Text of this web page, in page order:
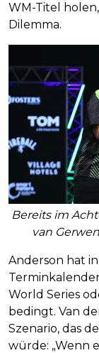
WM-Titel
Dilemma.
Bereits im
van
Anderson hat
World Series
bedingt. Van
Szenario, das
würde: „Wenn